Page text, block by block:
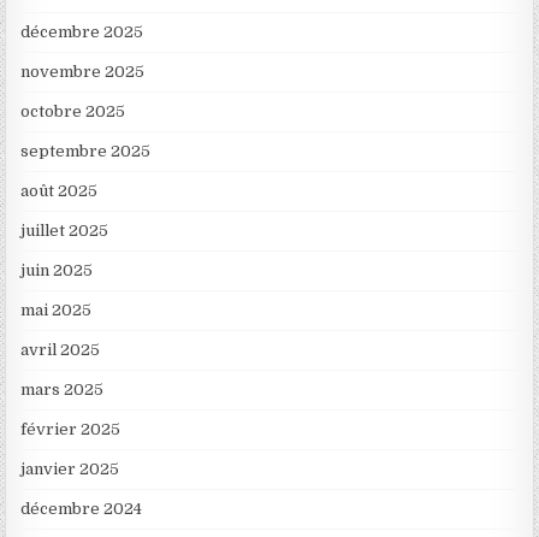
décembre 2025
novembre 2025
octobre 2025
septembre 2025
août 2025
juillet 2025
juin 2025
mai 2025
avril 2025
mars 2025
février 2025
janvier 2025
décembre 2024